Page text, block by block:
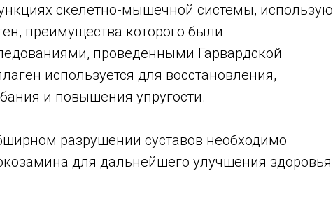
скелетно-мышечной системы, использую
преимущества которого были
проведенными Гарвардской
используется для восстановления,
и повышения упругости.
разрушении суставов необходимо
для дальнейшего улучшения здоровья